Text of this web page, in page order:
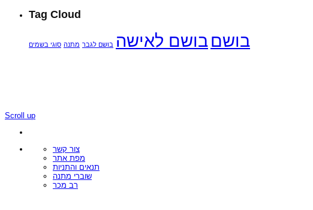
Tag Cloud
בושםבושם לאישה בושם לגבר מתנה סוגי בשמים
Scroll up
צור קשר
מפת אתר
תנאים והתניות
שוברי מתנה
רב מכר